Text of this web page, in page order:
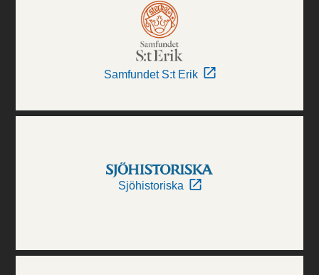
Samfundet S:t Erik
Sjöhistoriska